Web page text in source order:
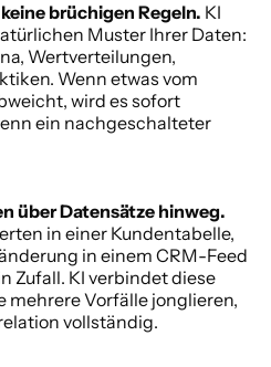
brüchigen Regeln. KI
Muster Ihrer Daten:
Wertverteilungen,
Wenn etwas vom
wird es sofort
ein nachgeschalteter
in einer Kundentabelle,
in einem CRM-Feed
Zufall. KI verbindet diese
mehrere Vorfälle jonglieren,
vollständig.